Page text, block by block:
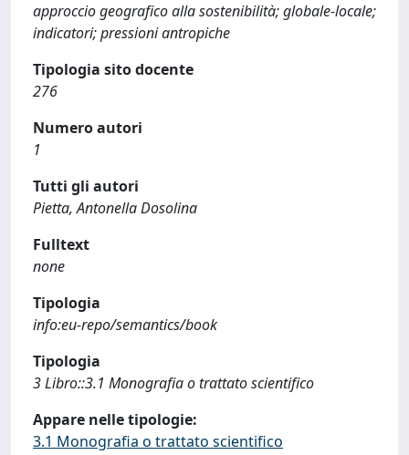
approccio geografico alla sostenibilità; globale-locale;
indicatori; pressioni antropiche
Tipologia sito docente
276
Numero autori
1
Tutti gli autori
Pietta, Antonella Dosolina
Fulltext
none
Tipologia
info:eu-repo/semantics/book
Tipologia
3 Libro::3.1 Monografia o trattato scientifico
Appare nelle tipologie:
3.1 Monografia o trattato scientifico